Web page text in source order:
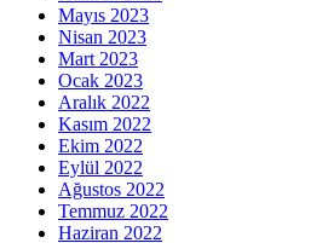
Mayıs 2023
Nisan 2023
Mart 2023
Ocak 2023
Aralık 2022
Kasım 2022
Ekim 2022
Eylül 2022
Ağustos 2022
Temmuz 2022
Haziran 2022